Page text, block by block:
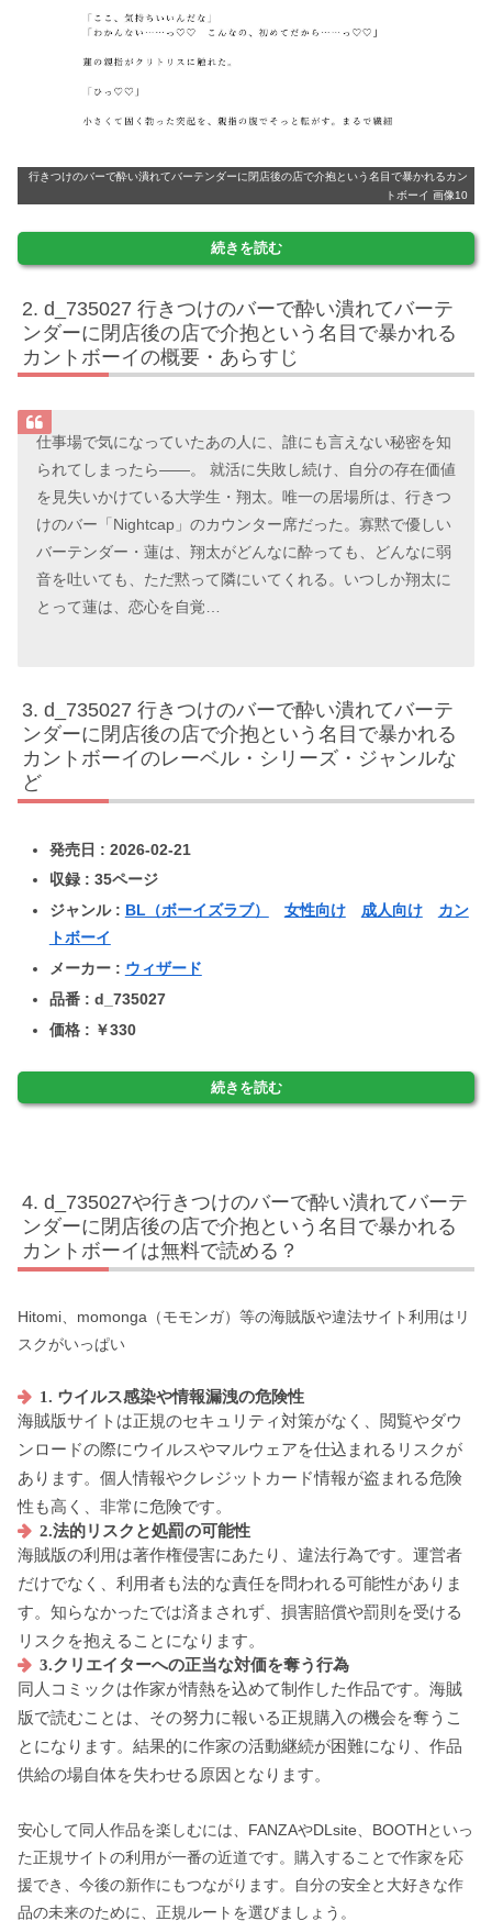
行きつけのバーで酔い潰れてバーテンダーに閉店後の店で介抱という名目で暴かれるカン
トボーイ 画像10
続きを読む
d_735027 行きつけのバーで酔い潰れてバーテ
ンダーに閉店後の店で介抱という名目で暴かれる
カントボーイの概要・あらすじ
仕事場で気になっていたあの人に、誰にも言えない秘密を知
られてしまったら――。 就活に失敗し続け、自分の存在価値
を見失いかけている大学生・翔太。唯一の居場所は、行きつ
けのバー「Nightcap」のカウンター席だった。寡黙で優しい
バーテンダー・蓮は、翔太がどんなに酔っても、どんなに弱
音を吐いても、ただ黙って隣にいてくれる。いつしか翔太に
とって蓮は、恋心を自覚…
d_735027 行きつけのバーで酔い潰れてバーテ
ンダーに閉店後の店で介抱という名目で暴かれる
カントボーイのレーベル・シリーズ・ジャンルな
ど
発売日 : 2026-02-21
収録 : 35ページ
ジャンル : BL（ボーイズラブ） 女性向け 成人向け
カン
トボーイ
メーカー : ウィザード
品番 : d_735027
価格 : ￥330
続きを読む
d_735027や行きつけのバーで酔い潰れてバーテ
ンダーに閉店後の店で介抱という名目で暴かれる
カントボーイは無料で読める？
Hitomi、momonga（モモンガ）等の海賊版や違法サイト利用はリ
スクがいっぱい
1. ウイルス感染や情報漏洩の危険性
海賊版サイトは正規のセキュリティ対策がなく、閲覧やダウ
ンロードの際にウイルスやマルウェアを仕込まれるリスクが
あります。個人情報やクレジットカード情報が盗まれる危険
性も高く、非常に危険です。
2.法的リスクと処罰の可能性
海賊版の利用は著作権侵害にあたり、違法行為です。運営者
だけでなく、利用者も法的な責任を問われる可能性がありま
す。知らなかったでは済まされず、損害賠償や罰則を受ける
リスクを抱えることになります。
3.クリエイターへの正当な対価を奪う行為
同人コミックは作家が情熱を込めて制作した作品です。海賊
版で読むことは、その努力に報いる正規購入の機会を奪うこ
とになります。結果的に作家の活動継続が困難になり、作品
供給の場自体を失わせる原因となります。
安心して同人作品を楽しむには、FANZAやDLsite、BOOTHといっ
た正規サイトの利用が一番の近道です。購入することで作家を応
援でき、今後の新作にもつながります。自分の安全と大好きな作
品の未来のために、正規ルートを選びましょう。